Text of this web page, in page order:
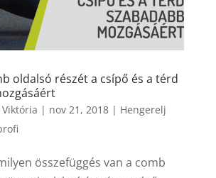
oldalsó részét a csípő és a térd
| nov 21, 2018| Hengerelj
összefüggés van a comb